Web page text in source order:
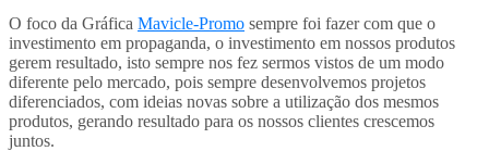
O foco da Gráfica Mavicle-Promo sempre foi fazer com que o
investimento em propaganda, o investimento em nossos produtos
gerem resultado, isto sempre nos fez sermos vistos de um modo
diferente pelo mercado, pois sempre desenvolvemos projetos
diferenciados, com ideias novas sobre a utilização dos mesmos
produtos, gerando resultado para os nossos clientes crescemos
juntos.